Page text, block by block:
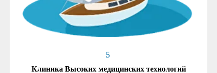
5
Клиника Высоких медицинских технологий